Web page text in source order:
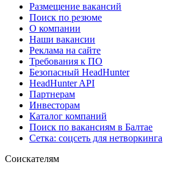
Размещение вакансий
Поиск по резюме
О компании
Наши вакансии
Реклама на сайте
Требования к ПО
Безопасный HeadHunter
HeadHunter API
Партнерам
Инвесторам
Каталог компаний
Поиск по вакансиям в Балтае
Сетка: соцсеть для нетворкинга
Соискателям